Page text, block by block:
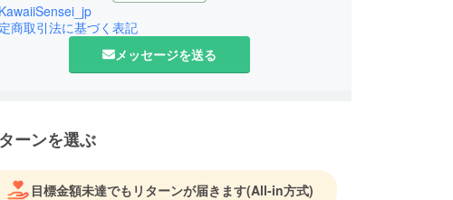
KawaiiSensei_jp
商取引法に基づく表記
メッセージを送る
ーンを選ぶ
目標金額未達でもリターンが届きます(All-in方式)